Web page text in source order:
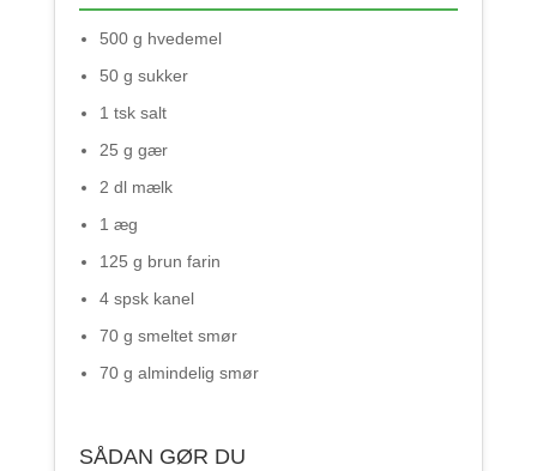
500 g hvedemel
50 g sukker
1 tsk salt
25 g gær
2 dl mælk
1 æg
125 g brun farin
4 spsk kanel
70 g smeltet smør
70 g almindelig smør
SÅDAN GØR DU